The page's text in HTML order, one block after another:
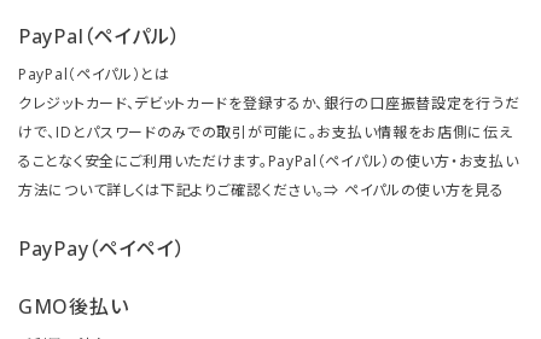
PayPal（ペイパル）
PayPal（ペイパル）とは
クレジットカード、デビットカードを登録するか、銀行の口座振替設定を行うだ
けで、IDとパスワードのみでの取引が可能に。お支払い情報をお店側に伝え
ることなく安全にご利用いただけます。PayPal（ペイパル）の使い方・お支払い
方法について詳しくは下記よりご確認ください。⇒ ペイパルの使い方を見る
PayPay（ペイペイ）
GMO後払い